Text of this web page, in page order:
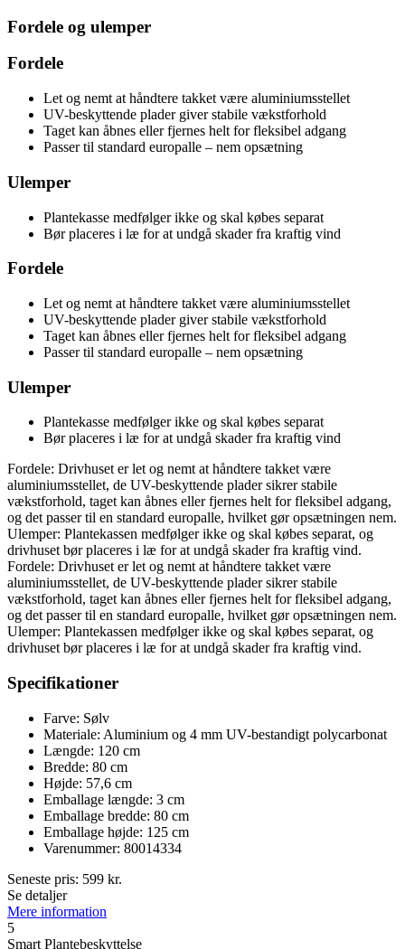
Fordele og ulemper
Fordele
Let og nemt at håndtere takket være aluminiumsstellet
UV-beskyttende plader giver stabile vækstforhold
Taget kan åbnes eller fjernes helt for fleksibel adgang
Passer til standard europalle – nem opsætning
Ulemper
Plantekasse medfølger ikke og skal købes separat
Bør placeres i læ for at undgå skader fra kraftig vind
Fordele
Let og nemt at håndtere takket være aluminiumsstellet
UV-beskyttende plader giver stabile vækstforhold
Taget kan åbnes eller fjernes helt for fleksibel adgang
Passer til standard europalle – nem opsætning
Ulemper
Plantekasse medfølger ikke og skal købes separat
Bør placeres i læ for at undgå skader fra kraftig vind
Fordele: Drivhuset er let og nemt at håndtere takket være
aluminiumsstellet, de UV-beskyttende plader sikrer stabile
vækstforhold, taget kan åbnes eller fjernes helt for fleksibel adgang,
og det passer til en standard europalle, hvilket gør opsætningen nem.
Ulemper: Plantekassen medfølger ikke og skal købes separat, og
drivhuset bør placeres i læ for at undgå skader fra kraftig vind.
Fordele: Drivhuset er let og nemt at håndtere takket være
aluminiumsstellet, de UV-beskyttende plader sikrer stabile
vækstforhold, taget kan åbnes eller fjernes helt for fleksibel adgang,
og det passer til en standard europalle, hvilket gør opsætningen nem.
Ulemper: Plantekassen medfølger ikke og skal købes separat, og
drivhuset bør placeres i læ for at undgå skader fra kraftig vind.
Specifikationer
Farve: Sølv
Materiale: Aluminium og 4 mm UV-bestandigt polycarbonat
Længde: 120 cm
Bredde: 80 cm
Højde: 57,6 cm
Emballage længde: 3 cm
Emballage bredde: 80 cm
Emballage højde: 125 cm
Varenummer: 80014334
Seneste pris: 599 kr.
Se detaljer
Mere information
5
Smart Plantebeskyttelse